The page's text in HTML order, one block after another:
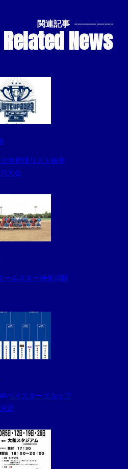
関連記事 --------------
Related News
年野球リスト杯争
大会
ールスター神奈川解
ベイスターズカップ
定